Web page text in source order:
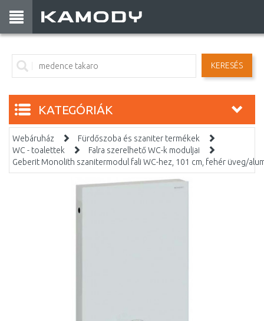
KERESÉS
KATEGÓRIÁK
Webáruház
Fürdőszoba és szaniter termékek
WC - toalettek
Falra szerelhető WC-k moduljai
Geberit Monolith szanitermodul fali WC-hez, 101 cm, fehér üveg/